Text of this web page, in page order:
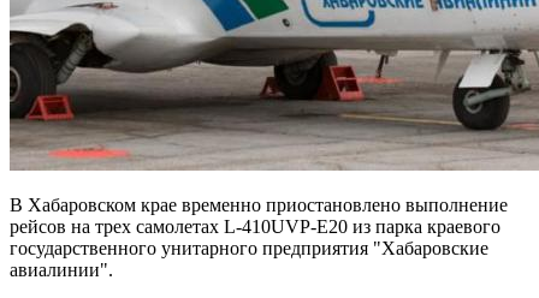
В Хабаровском крае временно приостановлено выполнение
рейсов на трех самолетах L-410UVP-E20 из парка краевого
государственного унитарного предприятия "Хабаровские
авиалинии".